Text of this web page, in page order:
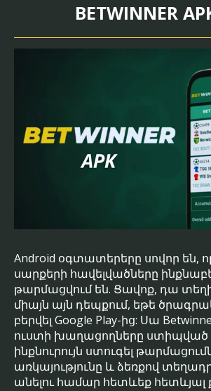
BETWINNER
Android օգտատերերը սովոր են,
սարքերի հավելվածները
թարմացվում են. Ցավոք, դա տեղի
միայն այն դեպքում, եթե
բերվել Google Play-ից: Սա
ուստի խաղացողները ստիպված
ինքնուրույն ստուգել
առկայությունը և ձեռքով
անելու համար հետևեք հետևյալ